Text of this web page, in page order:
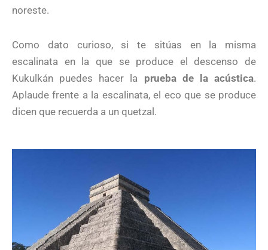
noreste.
Como dato curioso, si te sitúas en la misma
escalinata en la que se produce el descenso de
Kukulkán puedes hacer la prueba de la acústica.
Aplaude frente a la escalinata, el eco que se produce
dicen que recuerda a un quetzal.